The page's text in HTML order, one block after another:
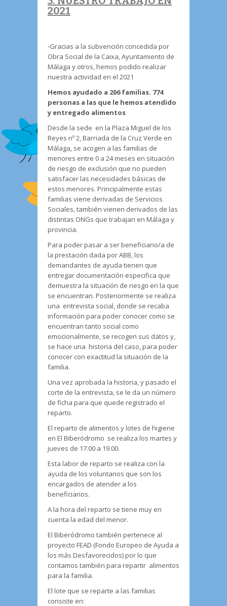
2021
-Gracias a la subvención concedida por
Obra Social de la Caixa, Ayuntamiento de
Málaga y otros, hemos podido realizar
nuestra actividad en el 2021
Hemos ayudado a 206 familias. 774
personas a las que le hemos atendido
y entregado alimentos
Desde la sede en la Plaza Miguel de los
Reyes nº 2, Barriada de la Cruz Verde en
Málaga, se acogen a las familias de
menores entre 0 a 24 meses en situación
de riesgo de exclusión que no pueden
satisfacer las necesidades básicas de
estos menores. Principalmente estas
familias viene derivadas de Servicios
Sociales, también vienen derivados de las
distintas ONGs que trabajan en Málaga y
provincia.
Para poder pasar a ser beneficiario/a de
la prestación dada por ABB, los
demandantes de ayuda tienen que
entregar documentación especifica que
demuestra la situación de riesgo en la que
se encuentran. Posteriormente se realiza
una entrevista social, donde se recaba
información para poder conocer como se
encuentran tanto social como
emocionalmente, se recogen sus datos y,
se hace una historia del caso, para poder
conocer con exactitud la situación de la
familia.
Una vez aprobada la historia, y pasado el
corte de la entrevista, se le da un número
de ficha para que quede registrado el
reparto.
El reparto de alimentos y lotes de higiene
en El Biberódromo se realiza los martes y
jueves de 17.00 a 19.00.
Esta labor de reparto se realiza con la
ayuda de los voluntarios que son los
encargados de atender a los
beneficiarios.
A la hora del reparto se tiene muy en
cuenta la edad del menor.
El Biberódromo también pertenece al
proyecto FEAD (Fondo Europeo de Ayuda a
los más Desfavorecidos) por lo que
contamos también para repartir alimentos
para la familia.
El lote que se reparte a las familias
consiste en: